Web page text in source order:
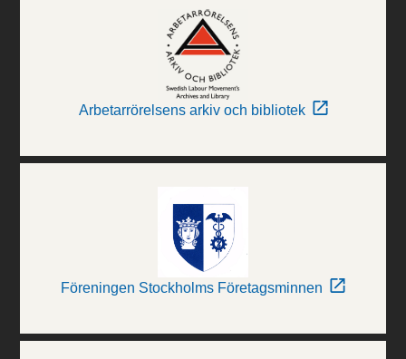
Arbetarrörelsens arkiv och bibliotek
Föreningen Stockholms Företagsminnen